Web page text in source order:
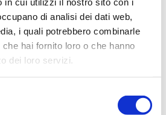
di analisi dei dati web,
i quali potrebbero combinarle
hai fornito loro o che hanno
dei loro servizi.